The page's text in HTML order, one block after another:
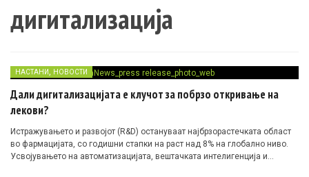
дигитализација
НАСТАНИ, НОВОСТИ
Дали дигитализацијата е клучот за побрзо откривање на
лекови?
Истражувањето и развојот (R&D) остануваат најбрзорастечката област
во фармацијата, со годишни стапки на раст над 8% на глобално ниво.
Усвојувањето на автоматизацијата, вештачката интелигенција и